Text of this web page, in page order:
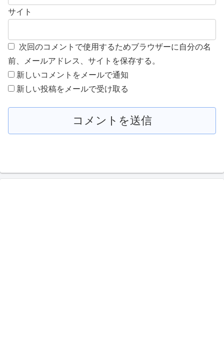
サイト
次回のコメントで使用するためブラウザーに自分の名
前、メールアドレス、サイトを保存する。
新しいコメントをメールで通知
新しい投稿をメールで受け取る